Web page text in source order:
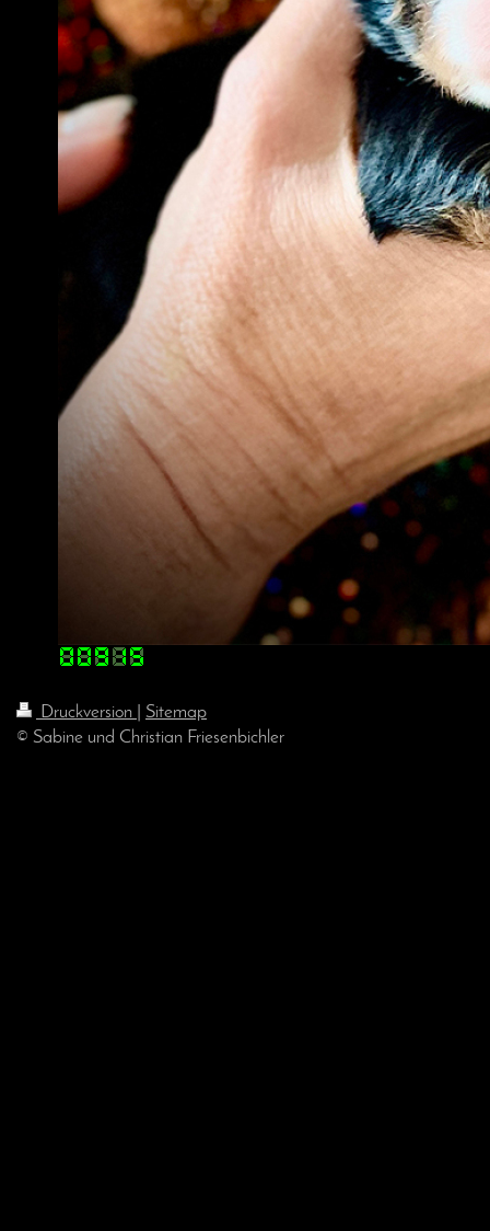
Druckversion
Sitemap
© Sabine und Christian Friesenbichler